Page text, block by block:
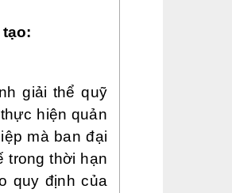
:
giải thể quỹ
hiện quản
mà ban đại
trong thời hạn
quy định của